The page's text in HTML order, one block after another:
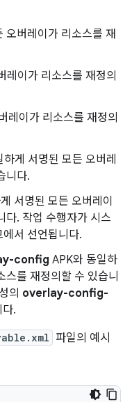
오버레이가 리소스를 재
레이가 리소스를 재정의
레이가 리소스를 재정의
게 서명된 모든 오버레
니다.
서명된 모든 오버레이
다. 작업 수행자가 시스
에서 선언됩니다.
config APK와 동일하
를 재정의할 수 있습니
의 overlay-config-
.
파일의 예시